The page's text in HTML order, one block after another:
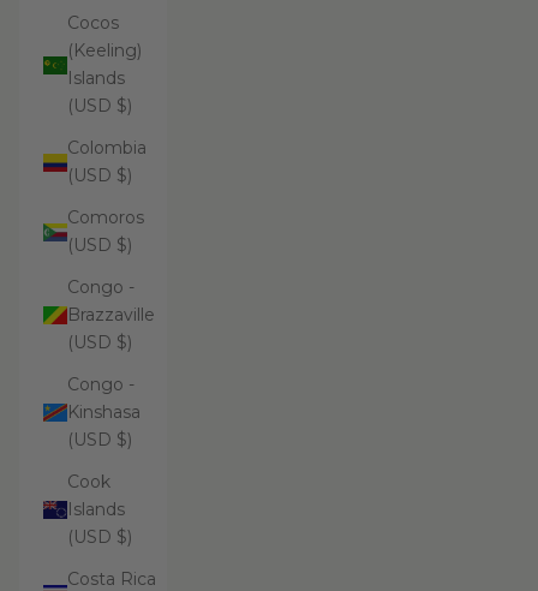
Cocos
(Keeling)
Islands
(USD $)
Colombia
(USD $)
Comoros
(USD $)
Congo -
Brazzaville
(USD $)
Congo -
Kinshasa
(USD $)
Cook
Islands
(USD $)
Costa Rica